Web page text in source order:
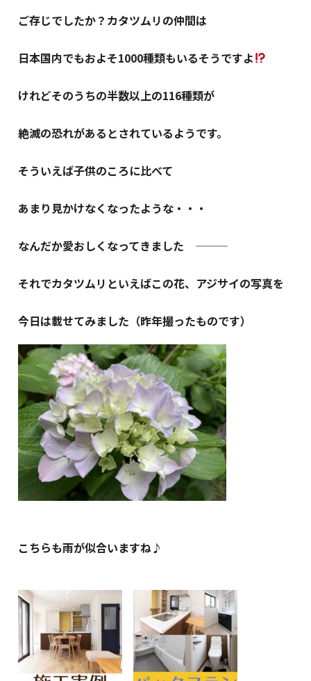
ご存じでしたか？カタツムリの仲間は
日本国内でもおよそ1000種類もいるそうですよ
けれどそのうちの半数以上の116種類が
絶滅の恐れがあるとされているようです。
そういえば子供のころに比べて
あまり見かけなくなったような・・・
なんだか愛おしくなってきました ―――
それでカタツムリといえばこの花、アジサイの写真を
今日は載せてみました（昨年撮ったものです）
こちらも雨が似合いますね♪